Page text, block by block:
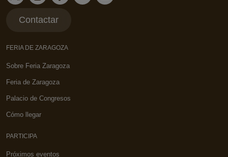
Contactar
FERIA DE ZARAGOZA
Sobre Feria Zaragoza
Feria de Zaragoza
Palacio de Congresos
Cómo llegar
PARTICIPA
Próximos eventos